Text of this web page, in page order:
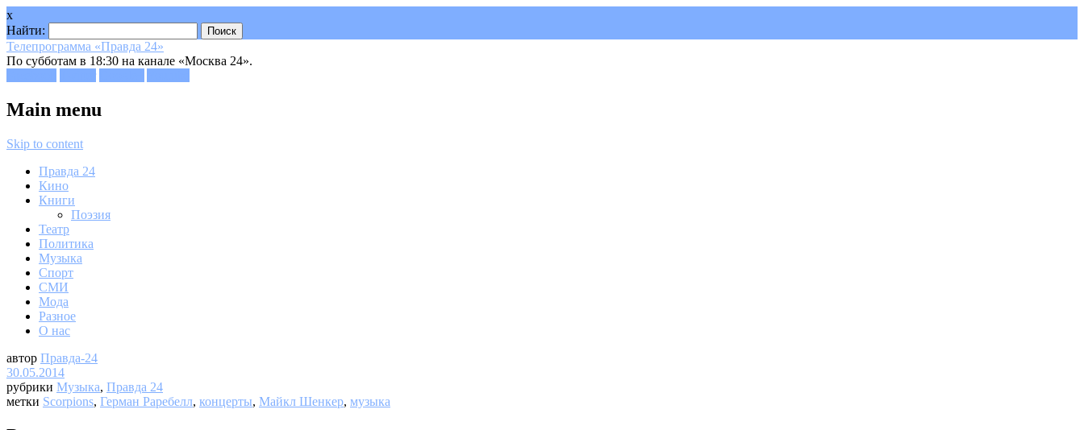
x
Найти:
Телепрограмма «Правда 24»
По субботам в 18:30 на канале «Москва 24».
Main menu
Skip to content
Правда 24
Кино
Книги
Поэзия
Театр
Политика
Музыка
Спорт
СМИ
Мода
Разное
О нас
автор Правда-24
30.05.2014
рубрики Музыка, Правда 24
метки Scorpions, Герман Раребелл, концерты, Майкл Шенкер, музыка